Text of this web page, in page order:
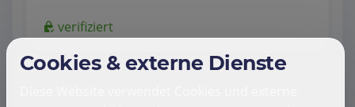
verifiziert
Cookies & externe Dienste